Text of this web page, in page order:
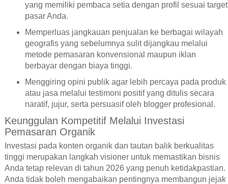
yang memiliki pembaca setia dengan profil sesuai target
pasar Anda.
Memperluas jangkauan penjualan ke berbagai wilayah
geografis yang sebelumnya sulit dijangkau melalui
metode pemasaran konvensional maupun iklan
berbayar dengan biaya tinggi.
Menggiring opini publik agar lebih percaya pada produk
atau jasa melalui testimoni positif yang ditulis secara
naratif, jujur, serta persuasif oleh blogger profesional.
Keunggulan Kompetitif Melalui Investasi
Pemasaran Organik
Investasi pada konten organik dan tautan balik berkualitas
tinggi merupakan langkah visioner untuk memastikan bisnis
Anda tetap relevan di tahun 2026 yang penuh ketidakpastian.
Anda tidak boleh mengabaikan pentingnya membangun jejak